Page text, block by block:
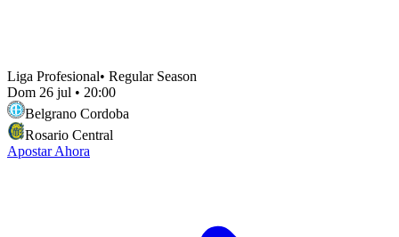
Liga Profesional• Regular Season
Dom 26 jul • 20:00
Belgrano Cordoba
Rosario Central
Apostar Ahora